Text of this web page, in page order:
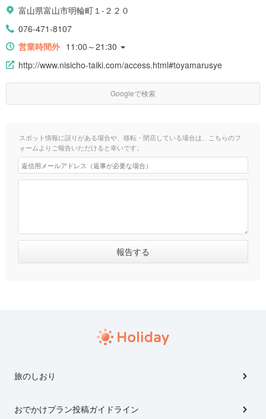
富山県富山市明輪町１-２２０
076-471-8107
営業時間外 11:00～21:30
http://www.nisicho-taiki.com/access.html#toyamarusye
Googleで検索
スポット情報に誤りがある場合や、移転・閉店している場合は、こちらのフ
ォームよりご報告いただけると幸いです。
旅のしおり
おでかけプラン投稿ガイドライン